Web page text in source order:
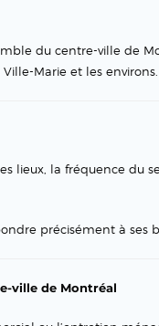
du centre-ville de
Marie et les environs.
lieux, la fréquence du
précisément à ses
ville de Montréal